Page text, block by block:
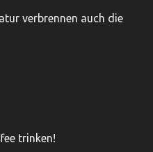
verbrennen auch die
trinken!